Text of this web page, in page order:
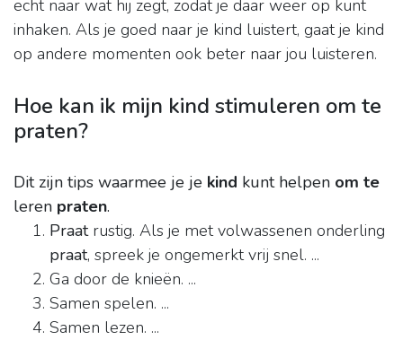
echt naar wat hij zegt, zodat je daar weer op kunt
inhaken. Als je goed naar je kind luistert, gaat je kind
op andere momenten ook beter naar jou luisteren.
Hoe kan ik mijn kind stimuleren om te
praten?
Dit zijn tips waarmee je je kind kunt helpen om te
leren praten.
Praatrustig. Als je met volwassenen onderling
praat, spreek je ongemerkt vrij snel. ...
Ga door de knieën. ...
Samen spelen. ...
Samen lezen. ...